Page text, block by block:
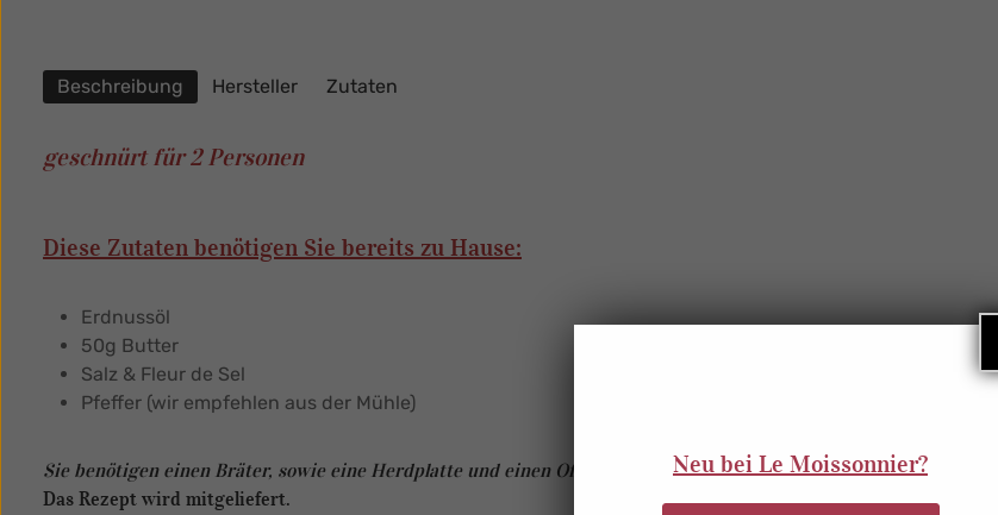
Beschreibung Hersteller Zutaten
geschnürt für 2 Personen
Diese Zutaten benötigen Sie bereits zu Hause:
Erdnussöl
50g Butter
Salz & Fleur de Sel
Pfeffer (wir empfehlen aus der Mühle)
Sie benötigen einen Bräter, sowie eine Herdplatte und einen Ofen.
Das Rezept wird mitgeliefert.
Neu bei Le Moissonnier?